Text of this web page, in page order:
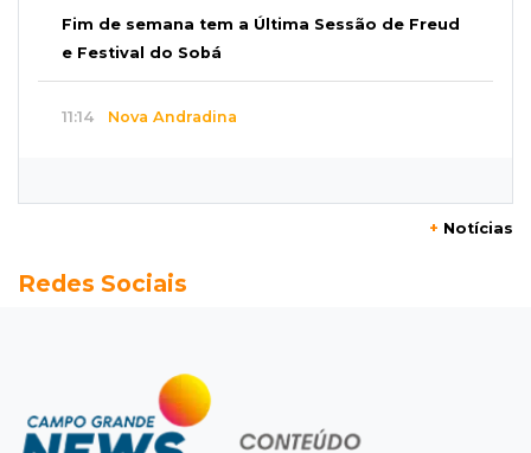
Fim de semana tem a Última Sessão de Freud
e Festival do Sobá
11:14 Nova Andradina
Motociclista é 2ª morte do dia no trânsito da
Polícia investiga
Bebê some após mãe adolescente ir à casa de
mulher que conheceu na internet
+ Notícias
Redes Sociais